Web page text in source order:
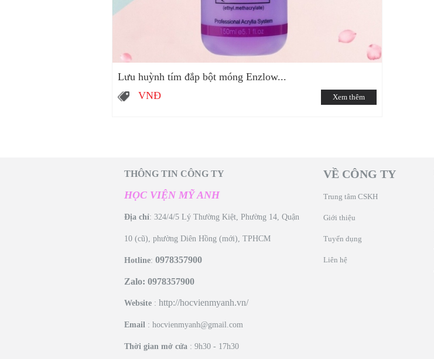
Lưu huỳnh tím đắp bột móng Enzlow...
VNĐ
Xem thêm
THÔNG TIN CÔNG TY
HỌC VIỆN MỸ ANH
Địa chỉ: 324/4/5 Lý Thường Kiệt, Phường 14, Quận
10 (cũ), phường Diên Hồng (mới), TPHCM
Hotline: 0978357900
Zalo: 0978357900
Website : http://hocvienmyanh.vn/
Email : hocvienmyanh@gmail.com
Thời gian mở cửa : 9h30 - 17h30
VỀ CÔNG TY
Trung tâm CSKH
Giới thiệu
Tuyển dụng
Liên hệ